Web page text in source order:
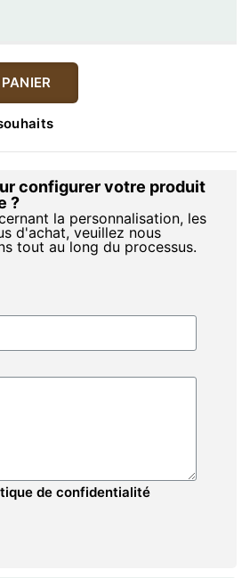
configurer votre produit
?
la personnalisation, les
d'achat, veuillez nous
tout au long du processus.
de confidentialité